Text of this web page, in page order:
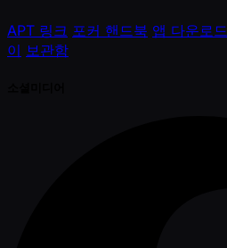
APT 링크 포커 핸드북 앱 다운로드
이 보관함